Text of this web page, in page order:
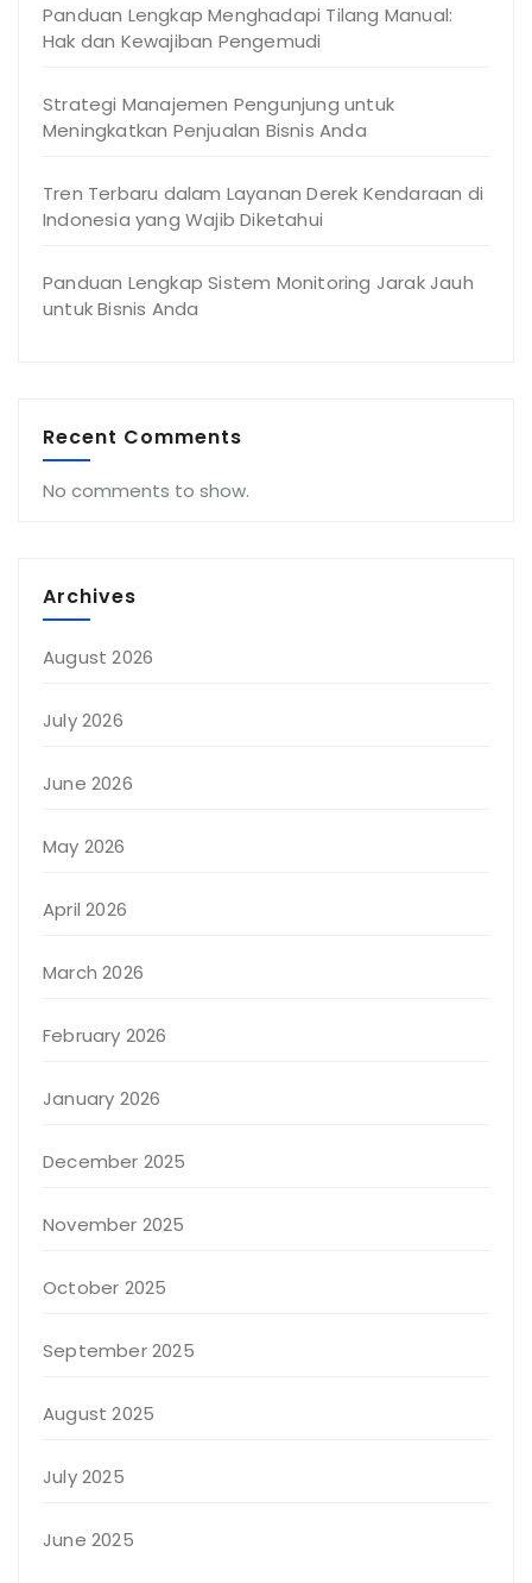
Panduan Lengkap Menghadapi Tilang Manual:
Hak dan Kewajiban Pengemudi
Strategi Manajemen Pengunjung untuk
Meningkatkan Penjualan Bisnis Anda
Tren Terbaru dalam Layanan Derek Kendaraan di
Indonesia yang Wajib Diketahui
Panduan Lengkap Sistem Monitoring Jarak Jauh
untuk Bisnis Anda
Recent Comments
No comments to show.
Archives
August 2026
July 2026
June 2026
May 2026
April 2026
March 2026
February 2026
January 2026
December 2025
November 2025
October 2025
September 2025
August 2025
July 2025
June 2025